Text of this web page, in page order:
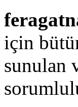
için
sunulan